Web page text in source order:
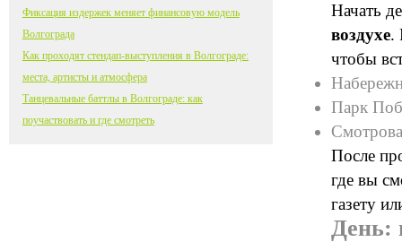
Начать
воздухе.
чтобы
Парк
После
где вы
газету
День:
Фиксация издержек меняет финансовую модель
Волгограда
Как проходят стендап-выступления в Волгограде:
места, артисты и атмосфера
Танцевальные баттлы в Волгограде: как
поучаствовать и где смотреть